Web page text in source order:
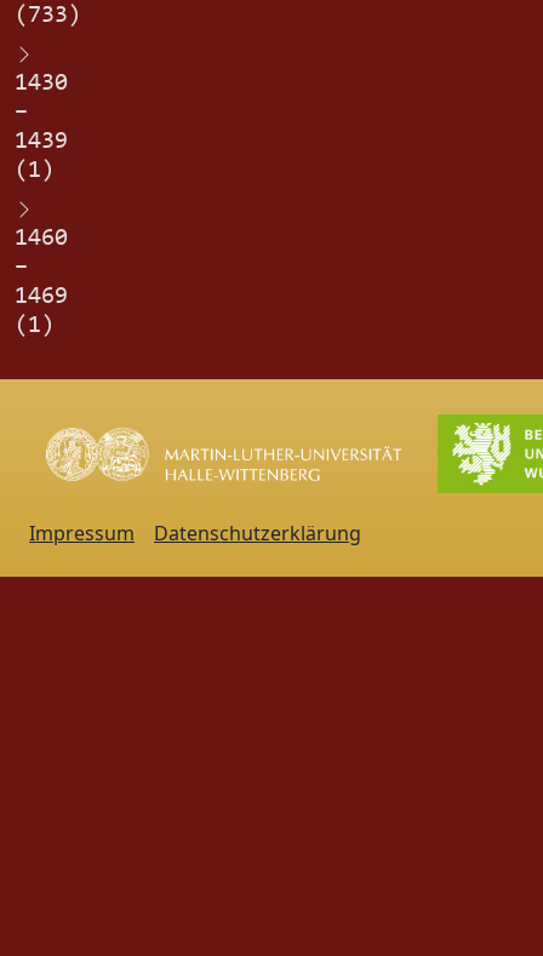
(733)
1430
–
1439
(1)
1460
–
1469
(1)
Impressum Datenschutzerklärung